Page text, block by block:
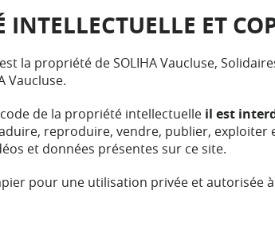
INTELLECTUELLE ET
la propriété de SOLIHA Vaucluse,
Vaucluse.
de la propriété intellectuelle il est
reproduire, vendre, publier,
et données présentes sur ce site.
pour une utilisation privée et autorisée à